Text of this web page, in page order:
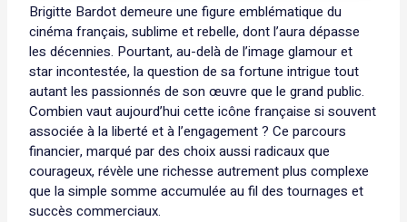
Brigitte Bardot demeure une figure emblématique du
cinéma français, sublime et rebelle, dont l’aura dépasse
les décennies. Pourtant, au-delà de l’image glamour et
star incontestée, la question de sa fortune intrigue tout
autant les passionnés de son œuvre que le grand public.
Combien vaut aujourd’hui cette icône française si souvent
associée à la liberté et à l’engagement ? Ce parcours
financier, marqué par des choix aussi radicaux que
courageux, révèle une richesse autrement plus complexe
que la simple somme accumulée au fil des tournages et
succès commerciaux.